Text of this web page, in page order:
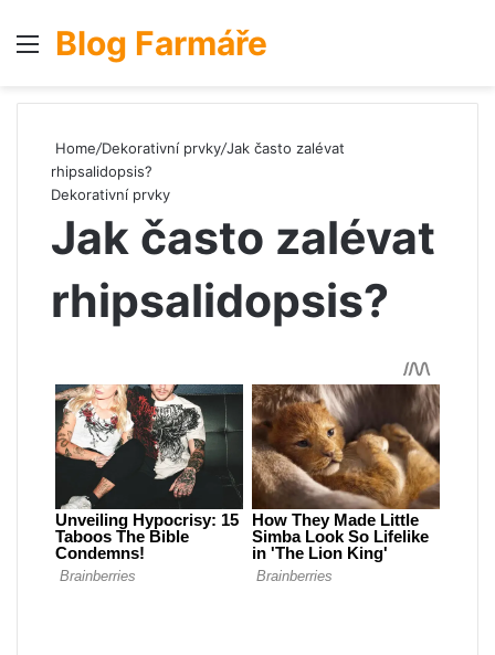
Menu
Blog Farmáře
Home/Dekorativní prvky/Jak často zalévat
rhipsalidopsis?
Dekorativní prvky
Jak často zalévat
rhipsalidopsis?